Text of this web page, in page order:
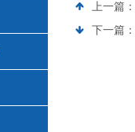
上一篇：
下一篇：